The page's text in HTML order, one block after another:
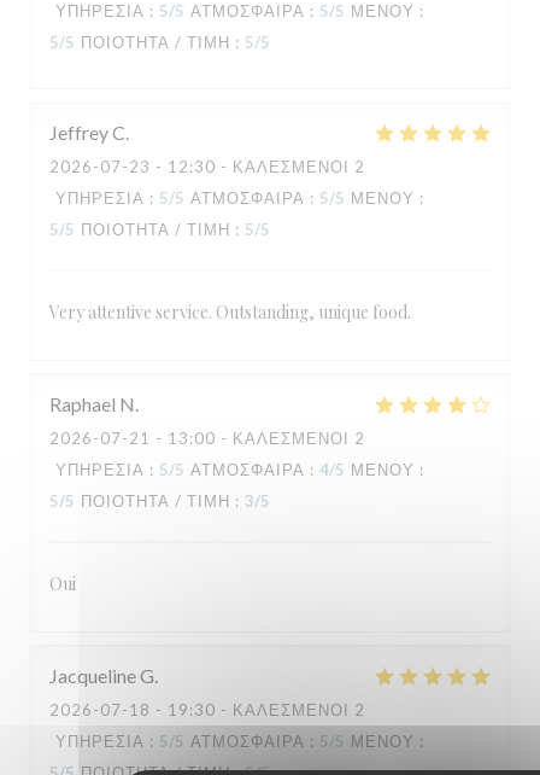
ΥΠΗΡΕΣΊΑ : 5/5 ΑΤΜΌΣΦΑΙΡΑ : 5/5 ΜΕΝΟΎ :
5/5 ΠΟΙΌΤΗΤΑ / ΤΙΜΉ : 5/5
JeffreyC
2026-07-23 - 12:30 - ΚΑΛΕΣΜΈΝΟΙ 2
ΥΠΗΡΕΣΊΑ : 5/5 ΑΤΜΌΣΦΑΙΡΑ : 5/5 ΜΕΝΟΎ :
5/5 ΠΟΙΌΤΗΤΑ / ΤΙΜΉ : 5/5
Very attentive service. Outstanding, unique food.
Raphael N
2026-07-21 - 13:00 - ΚΑΛΕΣΜΈΝΟΙ 2
ΥΠΗΡΕΣΊΑ : 5/5 ΑΤΜΌΣΦΑΙΡΑ : 4/5 ΜΕΝΟΎ :
5/5 ΠΟΙΌΤΗΤΑ / ΤΙΜΉ : 3/5
Oui
JacquelineG
2026-07-18 - 19:30 - ΚΑΛΕΣΜΈΝΟΙ 2
ΥΠΗΡΕΣΊΑ : 5/5 ΑΤΜΌΣΦΑΙΡΑ : 5/5 ΜΕΝΟΎ :